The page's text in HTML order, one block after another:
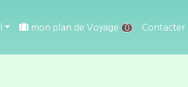
mon plan de Voyage 0 Contacter